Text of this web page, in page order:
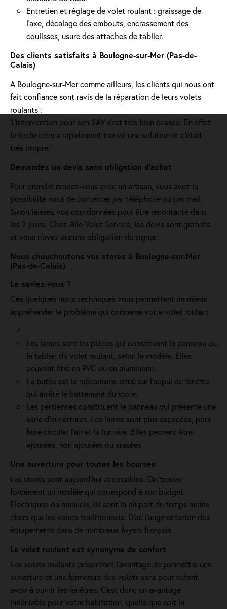
Entretien et réglage de volet roulant : graissage de
l’axe, décalage des embouts, encrassement des
coulisses, usure des attaches de tablier.
Des clients satisfaits à Boulogne-sur-Mer (Pas-de-
Calais)
A Boulogne-sur-Mer comme ailleurs, les clients qui nous ont
fait confiance sont ravis de la réparation de leurs volets
roulants :
'L’intervention pour son SAV s’est très bien passée. En effet
le technicien a rapidement trouvé une solution et c’était
très propre.'
Demandez un devis sans obligation d'achat
Pour prendre rendez-vous avec un artisan, vous avez la
possibilité nous de contacter par téléphone ou par mail.
Sinon laissez vos coordonnées pour être recontacté dans
les 2 jours. Chez Allo Volet Service, les devis sont gratuits
et vous n'avez aucune obligation de signer.
Nous chouchoutons vos stores à Boulogne-sur-Mer
(Pas-de-Calais)
Le saviez-vous ?
Ces quelques mots techniques vous permettent de mieux
appréhender le problème qui concerne votre volet roulant.
Les lames sont les pièces qui constituent le panneau ou
le tablier du volet roulant, selon le modèle. Elles
peuvent être en PVC ou en aluminium.
La butée est le mécanisme situé sur l’appui de fenêtre
qui arrête le battement du store.
Les persiennes constituent le panneau qui présente une
série d’ouvertures. Les lames sont plus espacées, pour
faire circuler l’air et la lumière. Elles peuvent être
ajourées, non ajourées ou arasées.
Une ouverture pour toutes les bourses
Les stores sont aujourd'hui accessibles. On trouve
forcément un modèle qui correspond à son budget.
Electriques ou manuels, ils sont la plupart du temps moins
chers que les volets traditionnels. D'où l'augmentation des
équipements dans de nombreux foyers français.
Le volet roulant est synonyme de confort
Les volets roulants présentent l'avantage de permettre une
ouverture et une fermeture des volets sans pour autant
avoir à ouvrir les fenêtres. C'est donc un avantage
indéniable pour votre habitation, quelle que soit la